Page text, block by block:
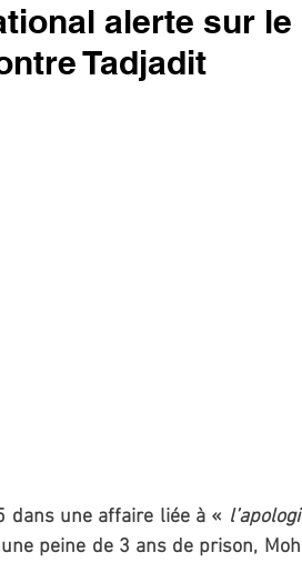
alerte sur le
Tadjadit
dans une affaire liée à «
peine de 3 ans de prison,